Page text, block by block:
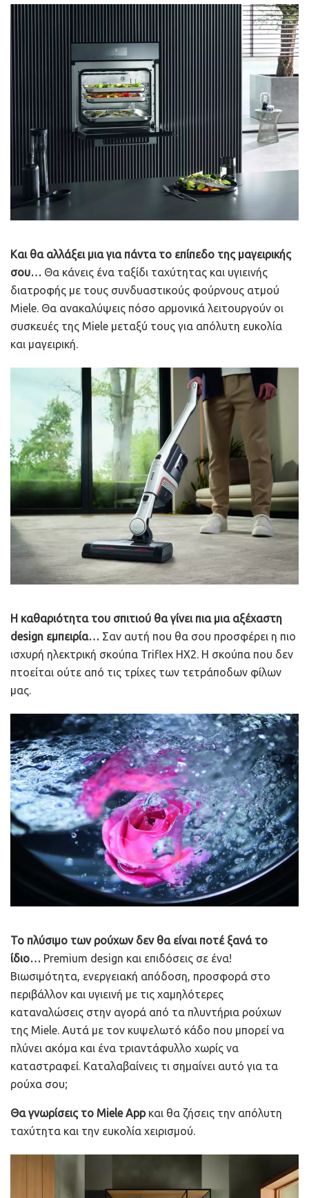
Και θα αλλάξει μια για πάντα το επίπεδο της μαγειρικής
σου… Θα κάνεις ένα ταξίδι ταχύτητας και υγιεινής
διατροφής με τους συνδυαστικούς φούρνους ατμού
Miele. Θα ανακαλύψεις πόσο αρμονικά λειτουργούν οι
συσκευές της Miele μεταξύ τους για απόλυτη ευκολία
και μαγειρική.
Η καθαριότητα του σπιτιού θα γίνει πια μια αξέχαστη
design εμπειρία… Σαν αυτή που θα σου προσφέρει η πιο
ισχυρή ηλεκτρική σκούπα Triflex HX2. Η σκούπα που δεν
πτοείται ούτε από τις τρίχες των τετράποδων φίλων
μας.
Το πλύσιμο των ρούχων δεν θα είναι ποτέ ξανά το
ίδιο… Premium design και επιδόσεις σε ένα!
Βιωσιμότητα, ενεργειακή απόδοση, προσφορά στο
περιβάλλον και υγιεινή με τις χαμηλότερες
καταναλώσεις στην αγορά από τα πλυντήρια ρούχων
της Miele. Αυτά με τον κυψελωτό κάδο που μπορεί να
πλύνει ακόμα και ένα τριαντάφυλλο χωρίς να
καταστραφεί. Καταλαβαίνεις τι σημαίνει αυτό για τα
ρούχα σου;
Θα γνωρίσεις το Miele Appκαι θα ζήσεις την απόλυτη
ταχύτητα και την ευκολία χειρισμού.